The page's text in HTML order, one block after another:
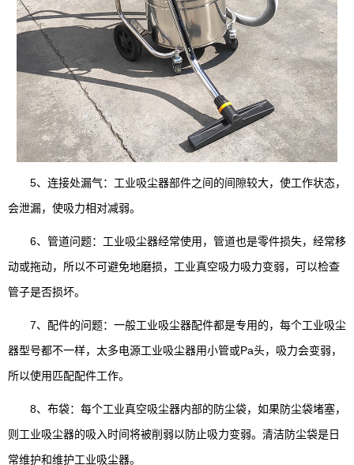
5、连接处漏气：工业吸尘器部件之间的间隙较大，使工作状态，
会泄漏，使吸力相对减弱。
6、管道问题：工业吸尘器经常使用，管道也是零件损失，经常移
动或拖动，所以不可避免地磨损，工业真空吸力吸力变弱，可以检查
管子是否损坏。
7、配件的问题：一般工业吸尘器配件都是专用的，每个工业吸尘
器型号都不一样，太多电源工业吸尘器用小管或Pa头，吸力会变弱，
所以使用匹配配件工作。
8、布袋：每个工业真空吸尘器内部的防尘袋，如果防尘袋堵塞，
则工业吸尘器的吸入时间将被削弱以防止吸力变弱。清洁防尘袋是日
常维护和维护工业吸尘器。